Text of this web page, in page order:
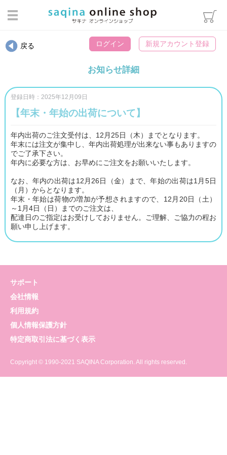
ルケア
メイクアップ
インナーケア
エステマシン部品
パンフレット類
書籍・冊子
化粧袋・雑貨
新着商品
ランキング
SHOP お知らせ
サキナビューティーラウンジ一覧
戻る ログイン 新規アカウント登録
お知らせ詳細
登録日時：2025年12月09日
【年末・年始の出荷について】
年内出荷のご注文受付は、12月25日（木）までとなります。
年末には注文が集中し、年内出荷処理が出来ない事もありますの
でご了承下さい。
年内に必要な方は、お早めにご注文をお願いいたします。
なお、年内の出荷は12月26日（金）まで、年始の出荷は1月5日
（月）からとなります。
年末・年始は荷物の増加が予想されますので、12月20日（土）
～1月4日（日）までのご注文は、
配達日のご指定はお受けしておりません。ご理解、ご協力の程お
願い申し上げます。
サポート
会社情報
利用規約
個人情報保護方針
特定商取引法に基づく表示
Copyright © 1990-2021 SAQINA Corporation. All rights reserved.